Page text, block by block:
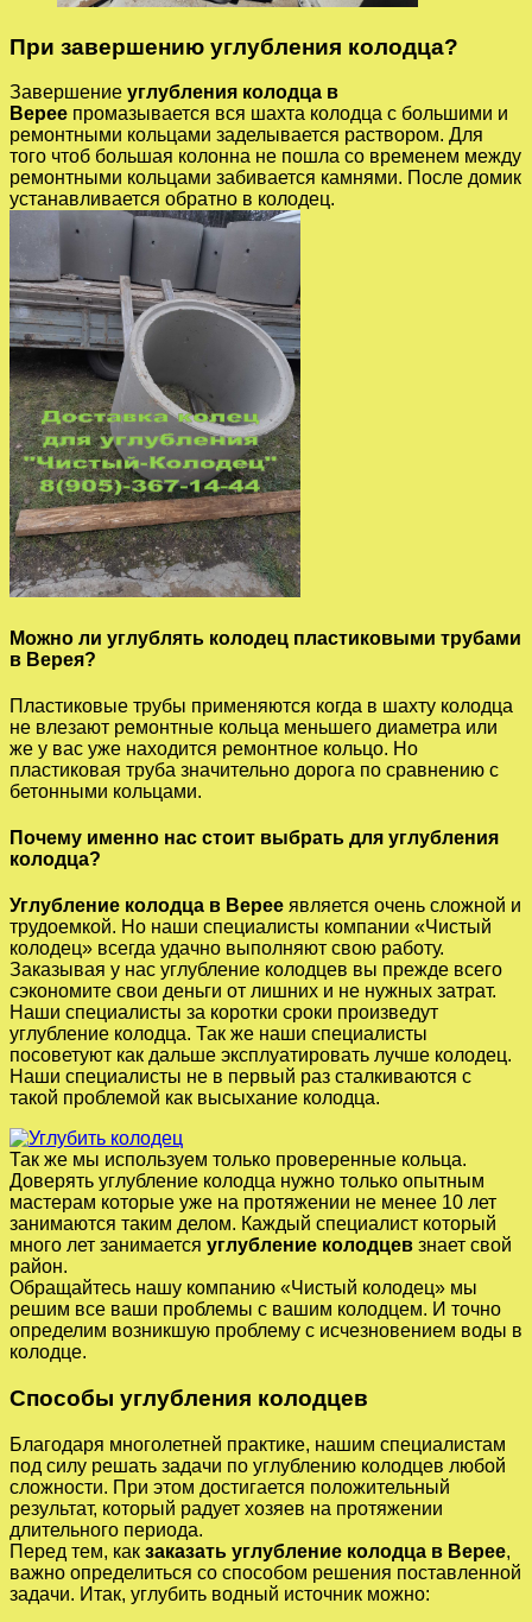
При завершению углубления колодца?
Завершение углубления колодца в
Верее промазывается вся шахта колодца с большими и
ремонтными кольцами заделывается раствором. Для
того чтоб большая колонна не пошла со временем между
ремонтными кольцами забивается камнями. После домик
устанавливается обратно в колодец.
Можно ли углублять колодец пластиковыми трубами
в Верея?
Пластиковые трубы применяются когда в шахту колодца
не влезают ремонтные кольца меньшего диаметра или
же у вас уже находится ремонтное кольцо. Но
пластиковая труба значительно дорога по сравнению с
бетонными кольцами.
Почему именно нас стоит выбрать для углубления
колодца?
Углубление колодца в Верее является очень сложной и
трудоемкой. Но наши специалисты компании «Чистый
колодец» всегда удачно выполняют свою работу.
Заказывая у нас углубление колодцев вы прежде всего
сэкономите свои деньги от лишних и не нужных затрат.
Наши специалисты за коротки сроки произведут
углубление колодца. Так же наши специалисты
посоветуют как дальше эксплуатировать лучше колодец.
Наши специалисты не в первый раз сталкиваются с
такой проблемой как высыхание колодца.
Так же мы используем только проверенные кольца.
Доверять углубление колодца нужно только опытным
мастерам которые уже на протяжении не менее 10 лет
занимаются таким делом. Каждый специалист который
много лет занимается углубление колодцев знает свой
район.
Обращайтесь нашу компанию «Чистый колодец» мы
решим все ваши проблемы с вашим колодцем. И точно
определим возникшую проблему с исчезновением воды в
колодце.
Способы углубления колодцев
Благодаря многолетней практике, нашим специалистам
под силу решать задачи по углублению колодцев любой
сложности. При этом достигается положительный
результат, который радует хозяев на протяжении
длительного периода.
Перед тем, как заказать углубление колодца в Верее,
важно определиться со способом решения поставленной
задачи. Итак, углубить водный источник можно: